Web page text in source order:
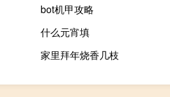
bot机甲攻略
什么元宵填
家里拜年烧香几枝